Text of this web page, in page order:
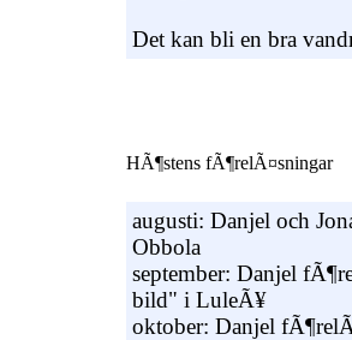
Det kan bli en bra
HÃ¶stens fÃ¶relÃ¤sningar
augusti: Danjel och
Obbola
september: Danjel
bild" i LuleÃ¥
oktober: Danjel